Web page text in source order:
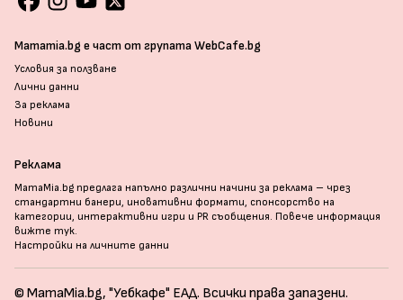
Mamamia.bg е част от групата WebCafe.bg
Условия за ползване
Лични данни
За реклама
Новини
Реклама
MamaMia.bg предлага напълно различни начини за реклама – чрез
стандартни банери, иновативни формати, спонсорство на
категории, интерактивни игри и PR съобщения. Повече информация
вижте тук.
Настройки на личните данни
© MamaMia.bg, "Уебкафе" ЕАД. Всички права запазени.